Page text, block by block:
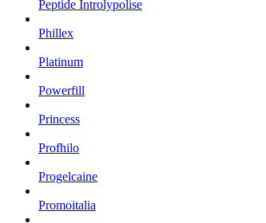
Peptide Introlypolise
Phillex
Platinum
Powerfill
Princess
Profhilo
Progelcaine
Promoitalia